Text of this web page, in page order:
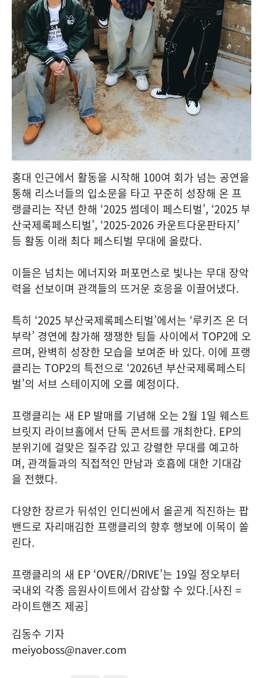
홍대 인근에서 활동을 시작해 100여 회가 넘는 공연을
통해 리스너들의 입소문을 타고 꾸준히 성장해 온 프
랭클리는 작년 한해 ‘2025 썸데이 페스티벌’, ‘2025 부
산국제록페스티벌’, ‘2025-2026 카운트다운판타지’
등 활동 이래 최다 페스티벌 무대에 올랐다.
이들은 넘치는 에너지와 퍼포먼스로 빛나는 무대 장악
력을 선보이며 관객들의 뜨거운 호응을 이끌어냈다.
특히 ‘2025 부산국제록페스티벌’에서는 ‘루키즈 온 더
부락’ 경연에 참가해 쟁쟁한 팀들 사이에서 TOP2에 오
르며, 완벽히 성장한 모습을 보여준 바 있다. 이에 프랭
클리는 TOP2의 특전으로 ‘2026년 부산국제록페스티
벌’의 서브 스테이지에 오를 예정이다.
프랭클리는 새 EP 발매를 기념해 오는 2월 1일 웨스트
브릿지 라이브홀에서 단독 콘서트를 개최한다. EP의
분위기에 걸맞은 질주감 있고 강렬한 무대를 예고하
며, 관객들과의 직접적인 만남과 호흡에 대한 기대감
을 전했다.
다양한 장르가 뒤섞인 인디씬에서 올곧게 직진하는 팝
밴드로 자리매김한 프랭클리의 향후 행보에 이목이 쏠
린다.
프랭클리의 새 EP ‘OVER//DRIVE’는 19일 정오부터
국내외 각종 음원사이트에서 감상할 수 있다.[사진 =
라이트핸즈 제공]
김동수 기자
meiyoboss@naver.com